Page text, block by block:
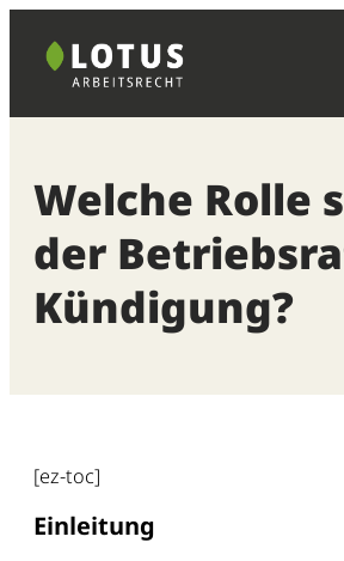
Inhalt
springen
Welche Rolle
der
Kündigung?
[ez-toc]
Einleitung